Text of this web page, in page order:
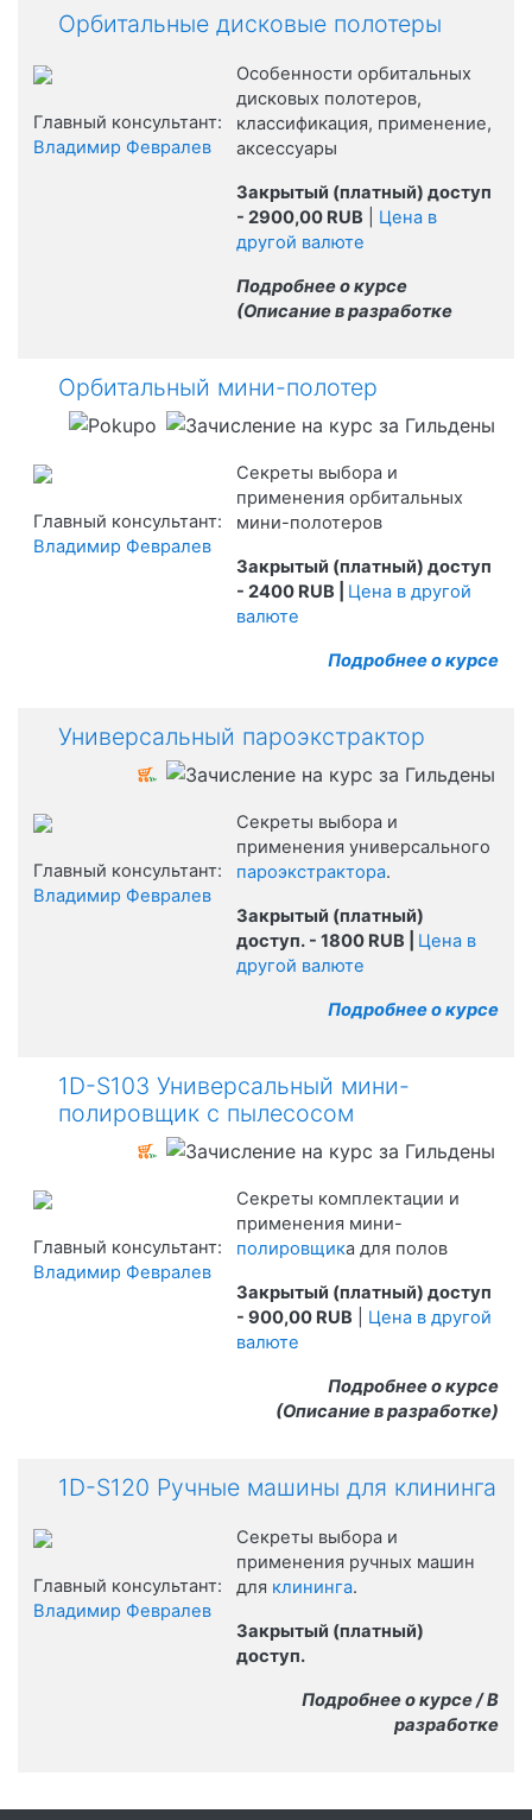
Орбитальные дисковые полотеры
Особенности орбитальных
дисковых полотеров,
классификация, применение,
аксессуары
Закрытый (платный) доступ
- 2900,00 RUB
Цена в
другой валюте
Подробнее о курсе
(Описание в разработке
Главный консультант:
Владимир Февралев
Орбитальный мини-полотер
Секреты выбора и
применения орбитальных
мини-полотеров
Закрытый (платный) доступ
- 2400 RUB
Цена в другой
валюте
Подробнее о курсе
Главный консультант:
Владимир Февралев
Универсальный пароэкстрактор
Секреты выбора и
применения универсального
пароэкстрактора.
Закрытый (платный)
доступ. - 1800 RUB | Цена в
другой валюте
Подробнее о курсе
Главный консультант:
Владимир Февралев
1D-S103 Универсальный мини-
полировщик с пылесосом
Секреты комплектации и
применения мини-
полировщика для полов
Закрытый (платный) доступ
- 900,00 RUB
Цена в другой
валюте
Подробнее о курсе
(Описание в разработке)
Главный консультант:
Владимир Февралев
1D-S120 Ручные машины для клининга
Секреты выбора и
применения ручных машин
для клининга.
Закрытый (платный)
доступ.
Подробнее о курсе / В
разработке
Главный консультант:
Владимир Февралев